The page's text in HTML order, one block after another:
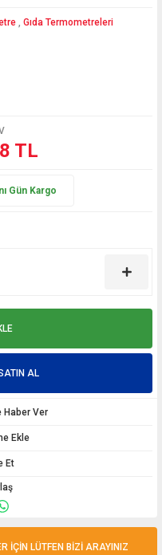
,Gıda Termometreleri
TL
Gün Kargo
AL
Haber Ver
Et
İÇİN LÜTFEN BİZİ ARAYINIZ